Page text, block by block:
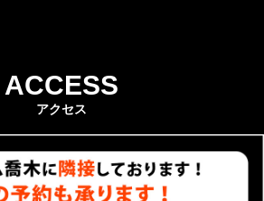
ACCESS
アクセス